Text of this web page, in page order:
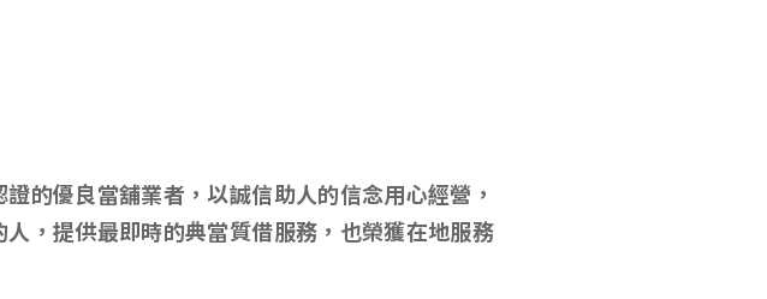
的優良當舖業者，以誠信助人的信念用心經營，
，提供最即時的典當質借服務，也榮獲在地服務